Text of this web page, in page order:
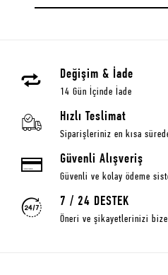
Değişim & İade
14 Gün İçinde İade
Hızlı Teslimat
Siparişleriniz en kısa
Güvenli Alışveriş
Güvenli ve kolay ödeme
7 / 24 DESTEK
Öneri ve şikayetlerinizi